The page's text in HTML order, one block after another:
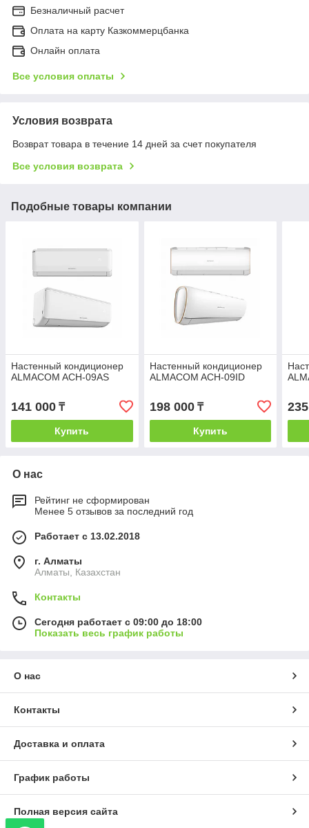
Безналичный расчет
Оплата на карту Казкоммерцбанка
Онлайн оплата
Все условия оплаты
Условия возврата
Возврат товара в течение 14 дней за счет покупателя
Все условия возврата
Подобные товары компании
Настенный кондиционер
ALMACOM ACH-09AS
141 000 ₸
Купить
Настенный кондиционер
ALMACOM ACH-09ID
198 000₸
Купить
О нас
Рейтинг не сформирован
Менее 5 отзывов за последний год
Работает с 13.02.2018
г. Алматы
Алматы, Казахстан
Контакты
Сегодня работает с 09:00 до 18:00
Показать весь график работы
О нас
Контакты
Доставка и оплата
График работы
Полная версия сайта